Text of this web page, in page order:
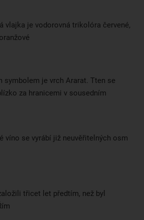
vlajka je vodorovná trikolóra červené,
symbolem je vrch Ararat. Tten se
za hranicemi v sousedním
víno se vyrábí již neuvěřitelných osm
třicet let předtím, než byl